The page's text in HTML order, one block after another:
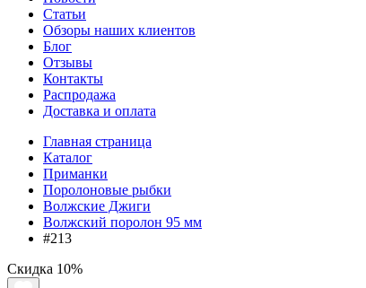
Статьи
Обзоры наших клиентов
Блог
Отзывы
Контакты
Распродажа
Доставка и оплата
Главная страница
Каталог
Приманки
Поролоновые рыбки
Волжские Джиги
Волжский поролон 95 мм
#213
Скидка 10%